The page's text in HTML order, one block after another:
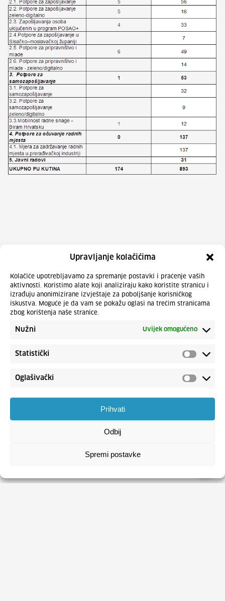
Upravljanje kolačićima
Kolačiće upotrebljavamo za spremanje postavki i praćenje vaših
aktivnosti. Koristimo alate koji analiziraju kako koristite stranicu i
izrađuju anonimizirane izvještaje za poboljšanje korisničkog
iskustva. Moguće je da vam se pokažu oglasi na trećim stranicama
zbog korištenja naše stranice.
Nužni Uvijek omogućeno
Statistički
Oglašivački
Prihvati
Odbij
Spremi postavke